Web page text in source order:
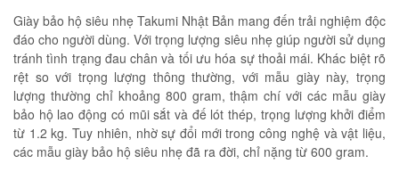
Giày bảo hộ siêu nhẹ Takumi Nhật Bản mang đến trải nghiệm độc
đáo cho người dùng. Với trọng lượng siêu nhẹ giúp người sử dụng
tránh tình trạng đau chân và tối ưu hóa sự thoải mái. Khác biệt rõ
rệt so với trọng lượng thông thường, với mẫu giày này, trọng
lượng thường chỉ khoảng 800 gram, thậm chí với các mẫu giày
bảo hộ lao động có mũi sắt và đế lót thép, trọng lượng khởi điểm
từ 1.2 kg. Tuy nhiên, nhờ sự đổi mới trong công nghệ và vật liệu,
các mẫu giày bảo hộ siêu nhẹ đã ra đời, chỉ nặng từ 600 gram.